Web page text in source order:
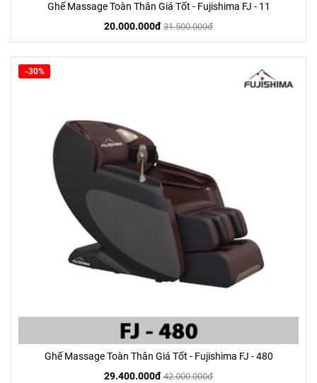
Ghế Massage Toàn Thân Giá Tốt - Fujishima FJ - 11
20.000.000đ 31.500.000đ
Ghế Massage Toàn Thân Giá Tốt - Fujishima FJ - 480
29.400.000đ 42.000.000đ
-30%